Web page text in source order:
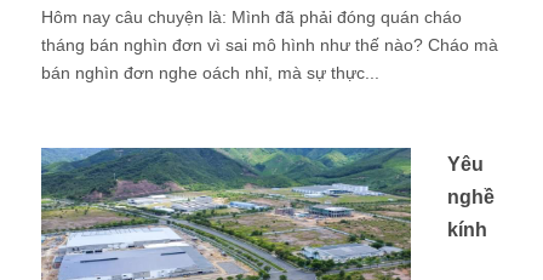
Hôm nay câu chuyện là: Mình đã phải đóng quán cháo
tháng bán nghìn đơn vì sai mô hình như thế nào? Cháo mà
bán nghìn đơn nghe oách nhỉ, mà sự thực...
Yêu
nghề
kính